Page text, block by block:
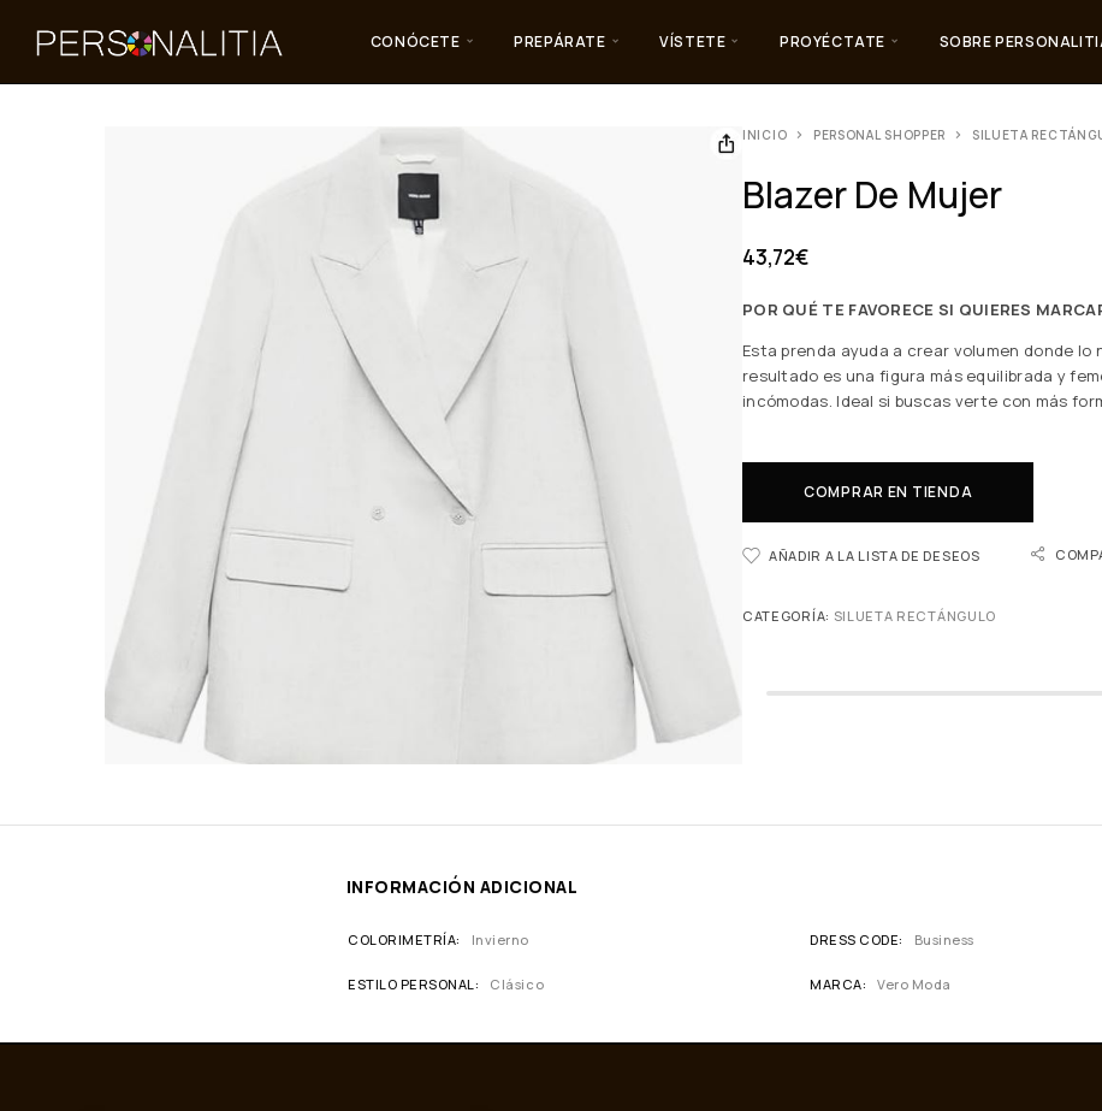
CONÓCETE PREPÁRATE VÍSTETE PROYÉCTATE SOBRE
INICIO PERSONAL SHOPPER SILUETA
Blazer De Mujer
43,72€
POR QUÉ TE FAVORECE SI QUIERES
Esta prenda ayuda a crear volumen donde
resultado es una figura más equilibrada y
incómodas. Ideal si buscas verte con más
COMPRAR EN TIENDA
AÑADIR A LA LISTA DE DESEOS
CATEGORÍA: SILUETA RECTÁNGULO
INFORMACIÓN ADICIONAL
COLORIMETRÍA Invierno DRESS CODE Business
ESTILO PERSONAL Clásico MARCA Vero Moda